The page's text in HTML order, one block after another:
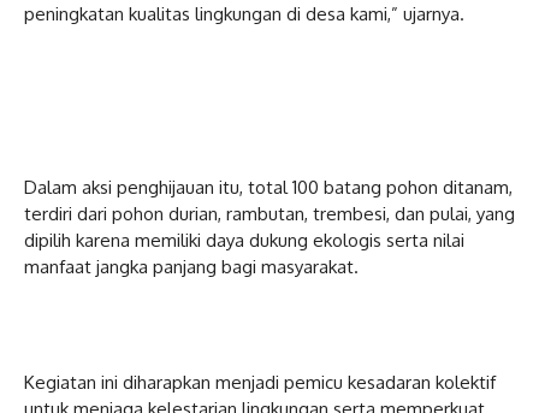
peningkatan kualitas lingkungan di desa kami,” ujarnya.
Dalam aksi penghijauan itu, total 100 batang pohon ditanam,
terdiri dari pohon durian, rambutan, trembesi, dan pulai, yang
dipilih karena memiliki daya dukung ekologis serta nilai
manfaat jangka panjang bagi masyarakat.
Kegiatan ini diharapkan menjadi pemicu kesadaran kolektif
untuk menjaga kelestarian lingkungan serta memperkuat